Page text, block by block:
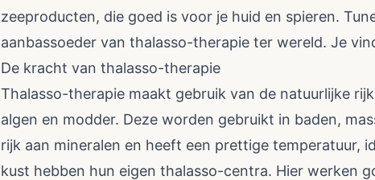
zeeproducten, die goed is voor je huid en spieren.
aanbassoeder van thalasso-therapie ter wereld. Je
De kracht van thalasso-therapie
Thalasso-therapie maakt gebruik van de natuurlijke
algen en modder. Deze worden gebruikt in baden,
rijk aan mineralen en heeft een prettige temperatuur,
kust hebben hun eigen thalasso-centra. Hier werken